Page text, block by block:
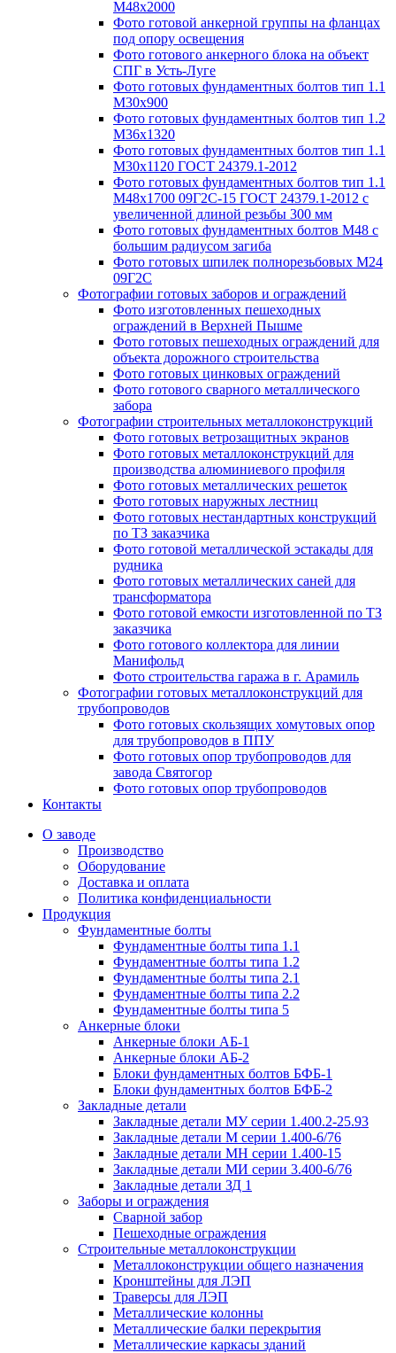
М48х2000
Фото готовой анкерной группы на фланцах
под опору освещения
Фото готового анкерного блока на объект
СПГ в Усть-Луге
Фото готовых фундаментных болтов тип 1.1
М30х900
Фото готовых фундаментных болтов тип 1.2
М36х1320
Фото готовых фундаментных болтов тип 1.1
М30х1120 ГОСТ 24379.1-2012
Фото готовых фундаментных болтов тип 1.1
М48х1700 09Г2С-15 ГОСТ 24379.1-2012 с
увеличенной длиной резьбы 300 мм
Фото готовых фундаментных болтов М48 с
большим радиусом загиба
Фото готовых шпилек полнорезьбовых М24
09Г2С
Фотографии готовых заборов и ограждений
Фото изготовленных пешеходных
ограждений в Верхней Пышме
Фото готовых пешеходных ограждений для
объекта дорожного строительства
Фото готовых цинковых ограждений
Фото готового сварного металлического
забора
Фотографии строительных металлоконструкций
Фото готовых ветрозащитных экранов
Фото готовых металлоконструкций для
производства алюминиевого профиля
Фото готовых металлических решеток
Фото готовых наружных лестниц
Фото готовых нестандартных конструкций
по ТЗ заказчика
Фото готовой металлической эстакады для
рудника
Фото готовых металлических саней для
трансформатора
Фото готовой емкости изготовленной по ТЗ
заказчика
Фото готового коллектора для линии
Манифольд
Фото строительства гаража в г. Арамиль
Фотографии готовых металлоконструкций для
трубопроводов
Фото готовых скользящих хомутовых опор
для трубопроводов в ППУ
Фото готовых опор трубопроводов для
завода Святогор
Фото готовых опор трубопроводов
Контакты
О заводе
Производство
Оборудование
Доставка и оплата
Политика конфиденциальности
Продукция
Фундаментные болты
Фундаментные болты типа 1.1
Фундаментные болты типа 1.2
Фундаментные болты типа 2.1
Фундаментные болты типа 2.2
Фундаментные болты типа 5
Анкерные блоки
Анкерные блоки АБ-1
Анкерные блоки АБ-2
Блоки фундаментных болтов БФБ-1
Блоки фундаментных болтов БФБ-2
Закладные детали
Закладные детали МУ серии 1.400.2-25.93
Закладные детали М серии 1.400-6/76
Закладные детали МН серии 1.400-15
Закладные детали МИ серии 3.400-6/76
Закладные детали ЗД 1
Заборы и ограждения
Сварной забор
Пешеходные ограждения
Строительные металлоконструкции
Металлоконструкции общего назначения
Кронштейны для ЛЭП
Траверсы для ЛЭП
Металлические колонны
Металлические балки перекрытия
Металлические каркасы зданий